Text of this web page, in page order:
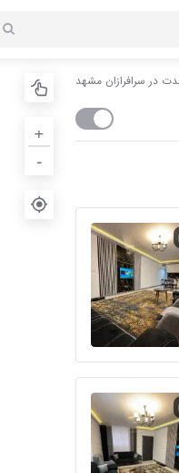
در سرافرازان مشهد
+
-